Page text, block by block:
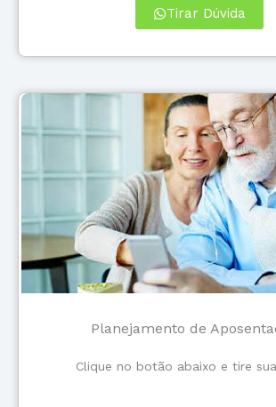
Tirar Dúvida
Planejamento de
Clique no botão abaixo e tire